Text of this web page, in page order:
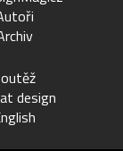
design